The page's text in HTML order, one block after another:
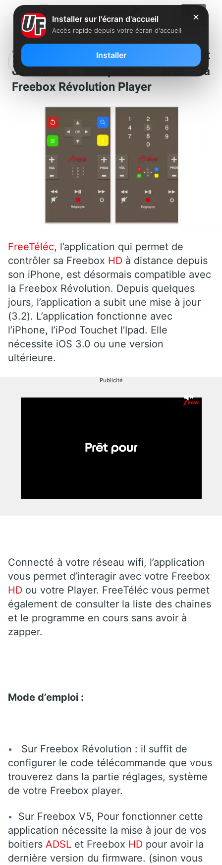
FreeTéléc pour iPhone est
désormais compatible avec la
Freebox Révolution Player
FreeTéléc, l’application qui permet de
contrôler sa Freebox HD à distance depuis
son iPhone, est désormais compatible avec
la Freebox Révolution. Depuis quelques
jours, l’application a subit une mise à jour
(3.2). L’application fonctionne avec
l’iPhone, l’iPod Touchet l’Ipad. Elle
nécessite iOS 3.0 ou une version
ultérieure.
Publicité
Connecté à votre réseau wifi, l’application
vous permet d’interagir avec votre Freebox
HD ou votre Player. FreeTéléc vous permet
également de consulter la liste des chaines
et le programme en cours sans avoir à
zapper.
Mode d’emploi :
Sur Freebox Révolution : il suffit de
configurer le code télécommande que vous
trouverez dans la partie réglages, système
de votre Freebox player.
Sur Freebox V5, Pour fonctionner cette
application nécessite la mise à jour de vos
boitiers ADSL et Freebox HD pour avoir la
dernière version du firmware. (sinon vous
✕
Installer sur l'écran d'accueil
Accès rapide depuis votre écran d'accueil
Installer